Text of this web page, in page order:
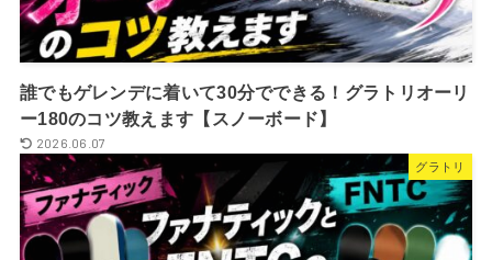
誰でもゲレンデに着いて30分でできる！グラトリオーリ
ー180のコツ教えます【スノーボード】
2026.06.07
グラトリ